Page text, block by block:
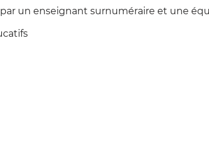
un enseignant surnuméraire et une